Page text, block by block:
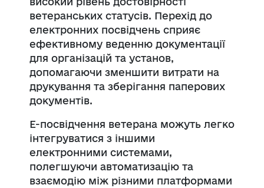
ветеранських статусів. Перехід до
електронних посвідчень сприяє
ефективному веденню документації
для організацій та установ,
допомагаючи зменшити витрати на
друкування та зберігання паперових
документів.
Е-посвідчення ветерана можуть легко
інтегруватися з іншими
електронними системами,
полегшуючи автоматизацію та
взаємодію між різними платформами